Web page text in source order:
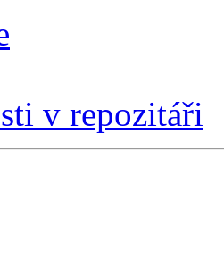
v repozitáři